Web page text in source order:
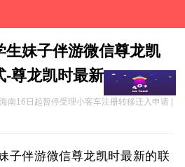
生妹子伴游微信尊龙凯
-尊龙凯时最新
南16日起暂停受理小客车注册转移迁入申请 |
子伴游微信尊龙凯时最新的联